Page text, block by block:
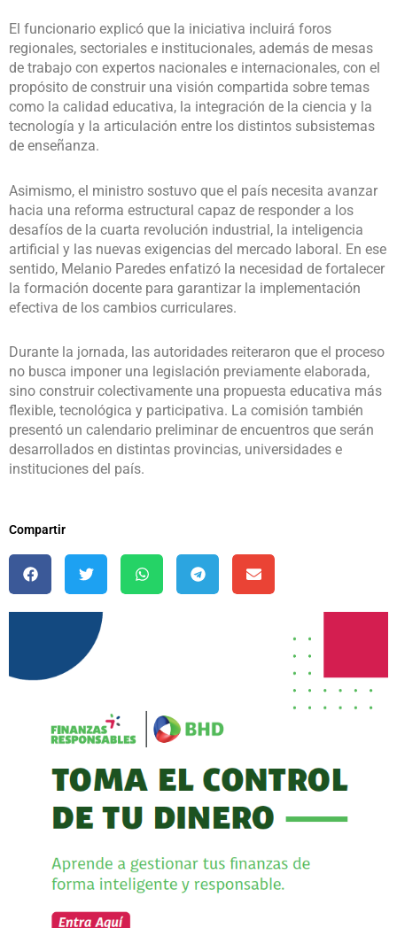
El funcionario explicó que la iniciativa incluirá foros
regionales, sectoriales e institucionales, además de mesas
de trabajo con expertos nacionales e internacionales, con el
propósito de construir una visión compartida sobre temas
como la calidad educativa, la integración de la ciencia y la
tecnología y la articulación entre los distintos subsistemas
de enseñanza.
Asimismo, el ministro sostuvo que el país necesita avanzar
hacia una reforma estructural capaz de responder a los
desafíos de la cuarta revolución industrial, la inteligencia
artificial y las nuevas exigencias del mercado laboral. En ese
sentido, Melanio Paredes enfatizó la necesidad de fortalecer
la formación docente para garantizar la implementación
efectiva de los cambios curriculares.
Durante la jornada, las autoridades reiteraron que el proceso
no busca imponer una legislación previamente elaborada,
sino construir colectivamente una propuesta educativa más
flexible, tecnológica y participativa. La comisión también
presentó un calendario preliminar de encuentros que serán
desarrollados en distintas provincias, universidades e
instituciones del país.
Compartir